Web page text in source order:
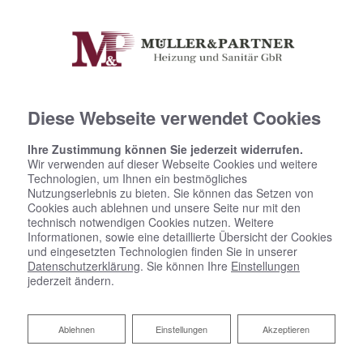
Anspruchsvolle Anlagen –
ein Spezialist
nicht zu unterschätzender Kostenfaktor. Gerade für
Produktionshallen oder große Büros kann eine
Diese Webseite verwendet Cookies
Ihre Zustimmung können Sie jederzeit widerrufen.
Wir verwenden auf dieser Webseite Cookies und weitere
Technologien, um Ihnen ein bestmögliches
Nutzungserlebnis zu bieten. Sie können das Setzen von
Cookies auch ablehnen und unsere Seite nur mit den
technisch notwendigen Cookies nutzen. Weitere
Informationen, sowie eine detaillierte Übersicht der Cookies
und eingesetzten Technologien finden Sie in unserer
Datenschutzerklärung. Sie können Ihre Einstellungen
jederzeit ändern.
Akzeptieren
Einstellungen
Ablehnen
Ablehnen